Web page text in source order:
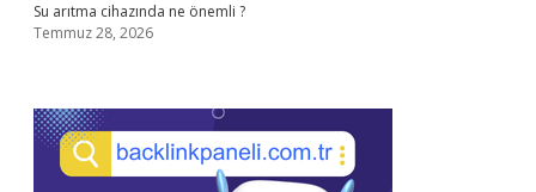
Su arıtma cihazında ne önemli ?
Temmuz 28, 2026